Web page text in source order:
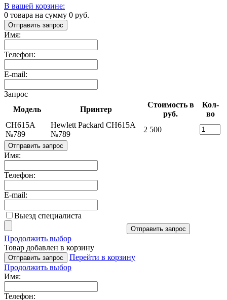
В вашей корзине:
0 товара на сумму 0 руб.
Отправить запрос
Имя:
Телефон:
E-mail:
Запрос
Модель
Принтер
Стоимость в
руб.
Кол-
во
CH615A
№789
Hewlett Packard CH615A
№789
2 500
Отправить запрос
Имя:
Телефон:
E-mail:
Выезд специалиста
Отправить запрос
Продолжить выбор
Товар добавлен в корзину
Отправить запрос
Перейти в корзину
Продолжить выбор
Имя:
Телефон: